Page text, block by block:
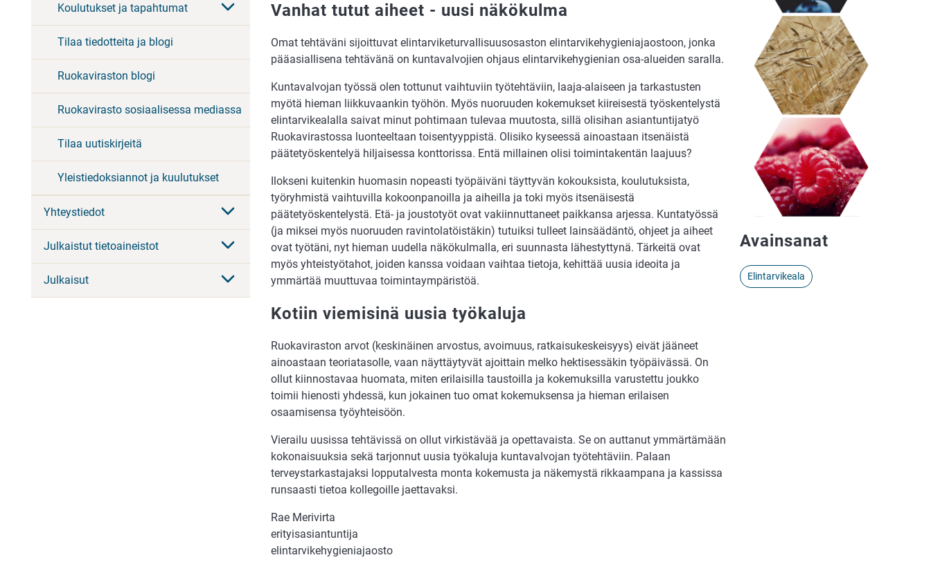
Koulutukset ja tapahtumat
Tilaa tiedotteita ja blogi
Ruokaviraston blogi
Ruokavirasto sosiaalisessa mediassa
Tilaa uutiskirjeitä
Yleistiedoksiannot ja kuulutukset
Yhteystiedot
Julkaistut tietoaineistot
Julkaisut
Vanhat tutut aiheet - uusi näkökulma
Omat tehtäväni sijoittuvat elintarviketurvallisuusosaston elintarvikehygieniajaostoon, jonka
pääasiallisena tehtävänä on kuntavalvojien ohjaus elintarvikehygienian osa-alueiden saralla.
Kuntavalvojan työssä olen tottunut vaihtuviin työtehtäviin, laaja-alaiseen ja tarkastusten
myötä hieman liikkuvaankin työhön. Myös nuoruuden kokemukset kiireisestä työskentelystä
elintarvikealalla saivat minut pohtimaan tulevaa muutosta, sillä olisihan asiantuntijatyö
Ruokavirastossa luonteeltaan toisentyyppistä. Olisiko kyseessä ainoastaan itsenäistä
päätetyöskentelyä hiljaisessa konttorissa. Entä millainen olisi toimintakentän laajuus?
Ilokseni kuitenkin huomasin nopeasti työpäiväni täyttyvän kokouksista, koulutuksista,
työryhmistä vaihtuvilla kokoonpanoilla ja aiheilla ja toki myös itsenäisestä
päätetyöskentelystä. Etä- ja joustotyöt ovat vakiinnuttaneet paikkansa arjessa. Kuntatyössä
(ja miksei myös nuoruuden ravintolatöistäkin) tutuiksi tulleet lainsäädäntö, ohjeet ja aiheet
ovat työtäni, nyt hieman uudella näkökulmalla, eri suunnasta lähestyttynä. Tärkeitä ovat
myös yhteistyötahot, joiden kanssa voidaan vaihtaa tietoja, kehittää uusia ideoita ja
ymmärtää muuttuvaa toimintaympäristöä.
Kotiin viemisinä uusia työkaluja
Ruokaviraston arvot (keskinäinen arvostus, avoimuus, ratkaisukeskeisyys) eivät jääneet
ainoastaan teoriatasolle, vaan näyttäytyvät ajoittain melko hektisessäkin työpäivässä. On
ollut kiinnostavaa huomata, miten erilaisilla taustoilla ja kokemuksilla varustettu joukko
toimii hienosti yhdessä, kun jokainen tuo omat kokemuksensa ja hieman erilaisen
osaamisensa työyhteisöön.
Vierailu uusissa tehtävissä on ollut virkistävää ja opettavaista. Se on auttanut ymmärtämään
kokonaisuuksia sekä tarjonnut uusia työkaluja kuntavalvojan työtehtäviin. Palaan
terveystarkastajaksi lopputalvesta monta kokemusta ja näkemystä rikkaampana ja kassissa
runsaasti tietoa kollegoille jaettavaksi.
Rae Merivirta
erityisasiantuntija
elintarvikehygieniajaosto
Avainsanat
Elintarvikeala